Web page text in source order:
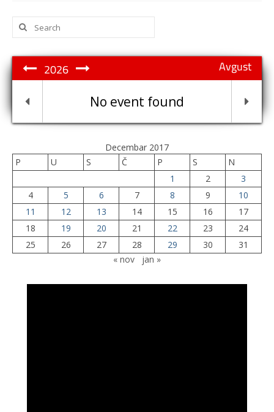
Search
for:
Avgust
2026
No event found
Decembar 2017
P
U S Č P S
N
1
2
3
4
5 6 7 8 9
10
11
12 13 14 15 16
17
18
19 20 21 22 23
24
25
26 27 28 29 30
31
« nov
jan »